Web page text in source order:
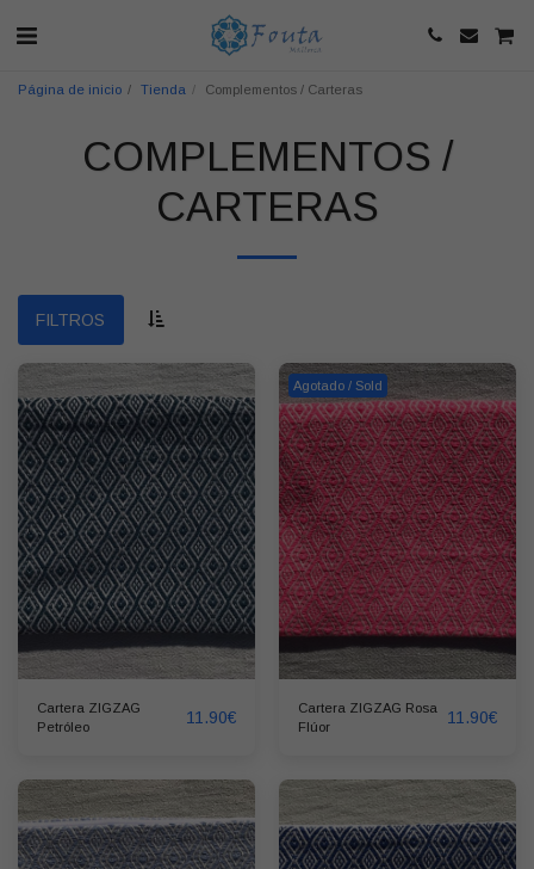
Página de inicio Tienda Complementos / Carteras
COMPLEMENTOS /
CARTERAS
FILTROS
Cartera ZIGZAG
Petróleo
11.90€
Agotado / Sold
Cartera ZIGZAG Rosa
Flúor
11.90€